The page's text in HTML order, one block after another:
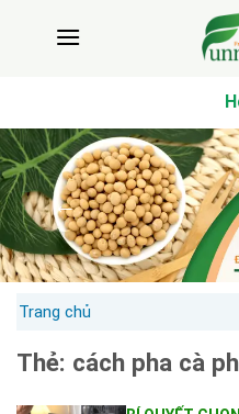
Trang chủ
Thẻ: cách pha cà